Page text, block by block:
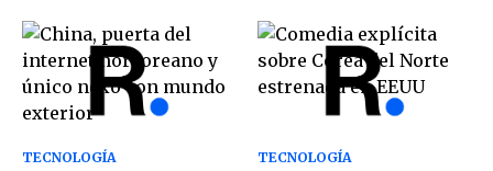
TECNOLOGÍA TECNOLOGÍA